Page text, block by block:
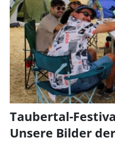
Taubertal-
Unsere Bilder